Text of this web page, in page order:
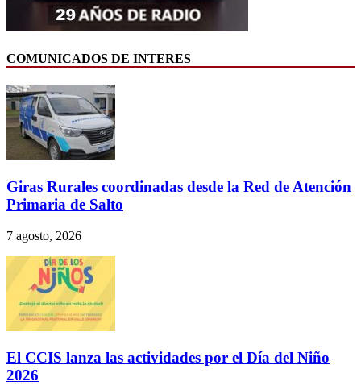
COMUNICADOS DE INTERES
Giras Rurales coordinadas desde la Red de Atención
Primaria de Salto
7 agosto, 2026
El CCIS lanza las actividades por el Día del Niño
2026